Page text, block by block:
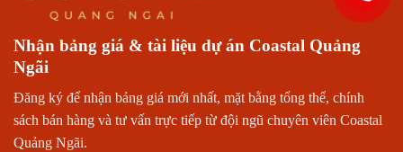
Nhận bảng giá & tài liệu dự án Coastal Quảng
Ngãi
Đăng ký để nhận bảng giá mới nhất, mặt bằng tổng thể, chính
sách bán hàng và tư vấn trực tiếp từ đội ngũ chuyên viên Coastal
Quảng Ngãi.